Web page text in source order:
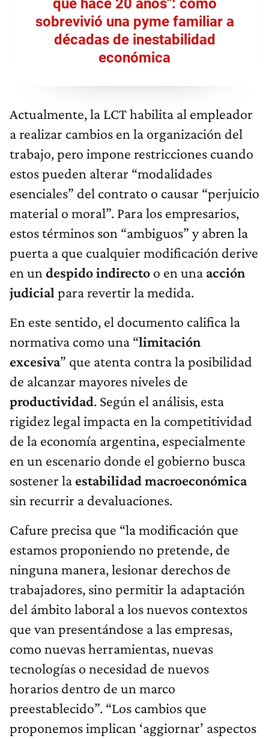
que hace 20 años": cómo
sobrevivió una pyme familiar a
décadas de inestabilidad
económica
Actualmente, la LCT habilita al empleador
a realizar cambios en la organización del
trabajo, pero impone restricciones cuando
estos pueden alterar “modalidades
esenciales” del contrato o causar “perjuicio
material o moral”. Para los empresarios,
estos términos son “ambiguos” y abren la
puerta a que cualquier modificación derive
en un despido indirecto o en una acción
judicial para revertir la medida.
En este sentido, el documento califica la
normativa como una “limitación
excesiva” que atenta contra la posibilidad
de alcanzar mayores niveles de
productividad. Según el análisis, esta
rigidez legal impacta en la competitividad
de la economía argentina, especialmente
en un escenario donde el gobierno busca
sostener la estabilidad macroeconómica
sin recurrir a devaluaciones.
Cafure precisa que “la modificación que
estamos proponiendo no pretende, de
ninguna manera, lesionar derechos de
trabajadores, sino permitir la adaptación
del ámbito laboral a los nuevos contextos
que van presentándose a las empresas,
como nuevas herramientas, nuevas
tecnologías o necesidad de nuevos
horarios dentro de un marco
preestablecido”. “Los cambios que
proponemos implican ‘aggiornar’ aspectos